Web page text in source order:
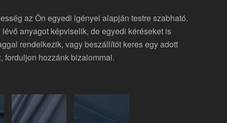
az Ön egyedi igényei alapján testre szabható.
anyagot képviselik, de egyedi kéréseket is
rendelkezik, vagy beszállítót keres egy adott
forduljon hozzánk bizalommal.